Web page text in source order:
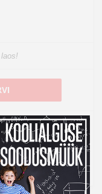
kätte
ostmisel